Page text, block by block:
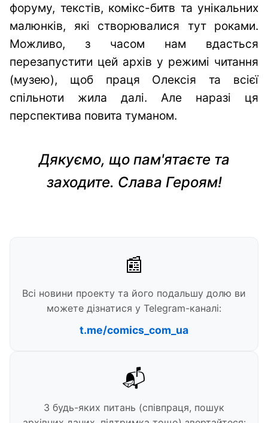
форуму, текстів, комікс-битв та унікальних
малюнків, які створювалися тут роками.
Можливо, з часом нам вдасться
перезапустити цей архів у режимі читання
(музею), щоб праця Олексія та всієї
спільноти жила далі. Але наразі ця
перспектива повита туманом.
Дякуємо, що пам'ятаєте та
заходите. Слава Героям!
📰
Всі новини проекту та його подальшу долю ви
можете дізнатися у Telegram-каналі:
t.me/comics_com_ua
📬
З будь-яких питань (співпраця, пошук